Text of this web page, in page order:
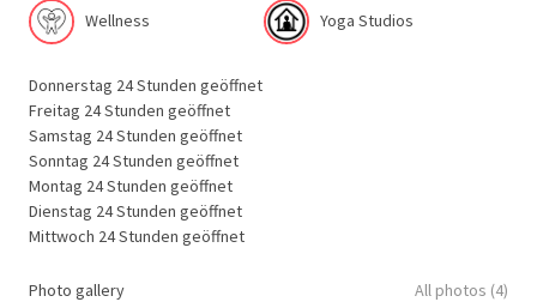
Wellness Yoga Studios
Donnerstag 24 Stunden geöffnet
Freitag 24 Stunden geöffnet
Samstag 24 Stunden geöffnet
Sonntag 24 Stunden geöffnet
Montag 24 Stunden geöffnet
Dienstag 24 Stunden geöffnet
Mittwoch 24 Stunden geöffnet
Photo gallery All photos (4)